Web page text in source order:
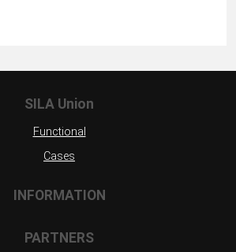
SILA Union
Functional
Cases
INFORMATION
PARTNERS